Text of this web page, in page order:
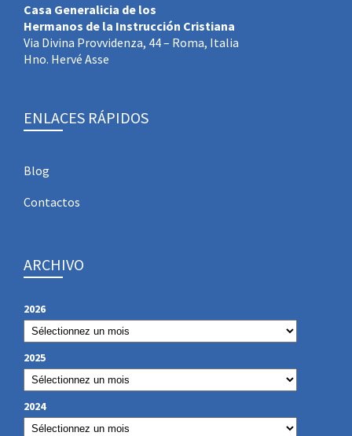
Casa Generalicia de los
Hermanos de la Instrucción Cristiana
Via Divina Provvidenza, 44 – Roma, Italia
Hno. Hervé Asse
ENLACES RÁPIDOS
Blog
Contactos
ARCHIVO
2026
2025
2024